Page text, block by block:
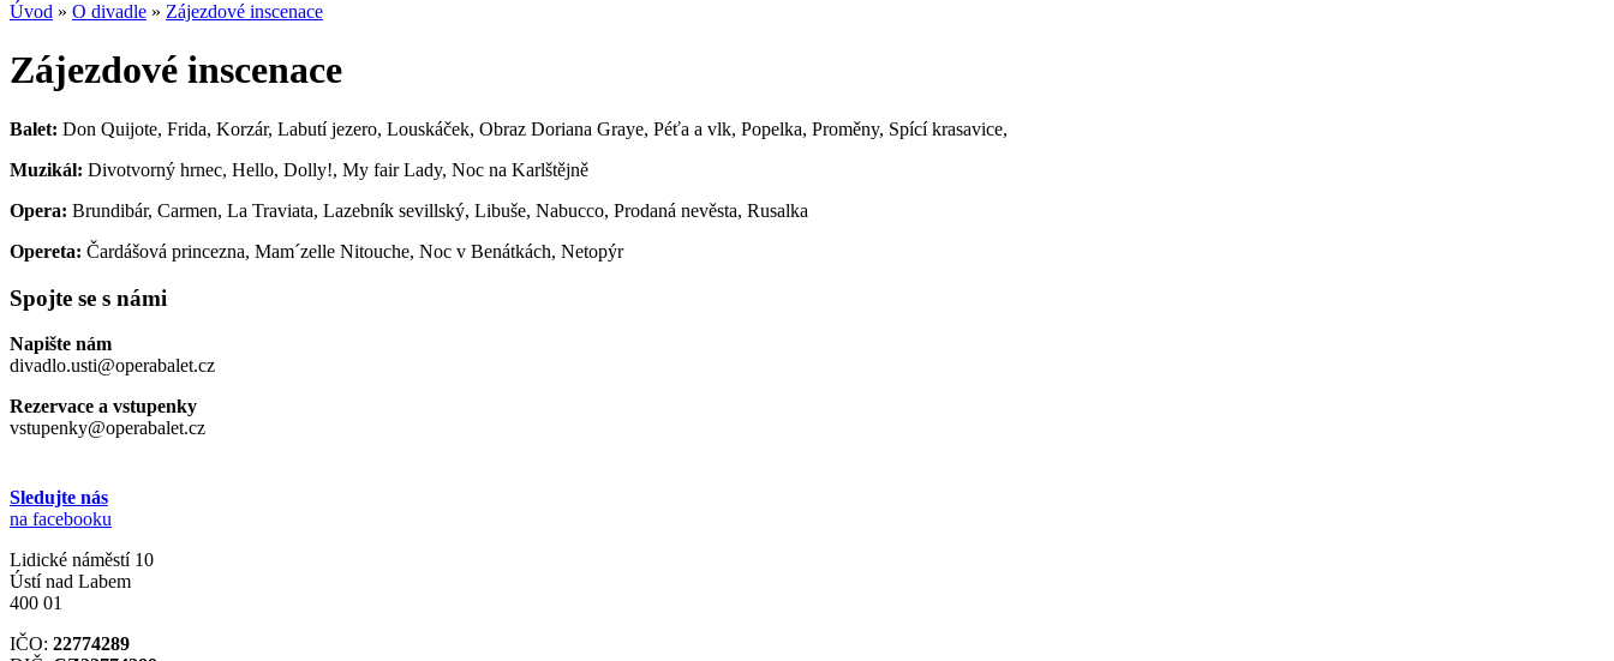
Úvod » O divadle » Zájezdové inscenace
Zájezdové inscenace
Balet: Don Quijote, Frida, Korzár, Labutí jezero, Louskáček, Obraz Doriana Graye, Péťa a vlk, Popelka, Proměny, Spící krasavice,
Muzikál: Divotvorný hrnec, Hello, Dolly!, My fair Lady, Noc na Karlštějně
Opera: Brundibár, Carmen, La Traviata, Lazebník sevillský, Libuše, Nabucco, Prodaná nevěsta, Rusalka
Opereta: Čardášová princezna, Mam´zelle Nitouche, Noc v Benátkách, Netopýr
Spojte se s námi
Napište nám
divadlo.usti@operabalet.cz
Rezervace a vstupenky
vstupenky@operabalet.cz
Sledujte nás
na facebooku
Lidické náměstí 10
Ústí nad Labem
400 01
IČO: 22774289